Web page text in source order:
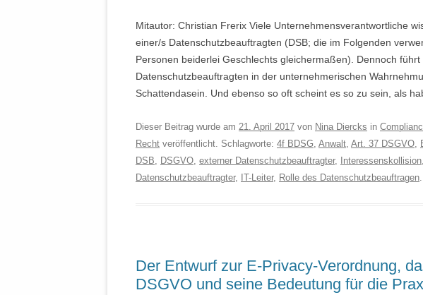
Mitautor: Christian Frerix Viele Unternehmensverantwortliche
einer/s Datenschutzbeauftragten (DSB; die im Folgenden
Personen beiderlei Geschlechts gleichermaßen). Dennoch führt
Datenschutzbeauftragten in der unternehmerischen
Schattendasein. Und ebenso so oft scheint es so zu sein, als
Dieser Beitrag wurde am 21. April 2017 von Nina Diercks in
Recht veröffentlicht. Schlagworte: 4f BDSG, Anwalt, Art. 37 DSGVO,
DSB, DSGVO, externer Datenschutzbeauftragter, Interessenskollision,
Datenschutzbeauftragter, IT-Leiter, Rolle des Datenschutzbeauftragen.
Der Entwurf zur E-Privacy-Verordnung,
DSGVO und seine Bedeutung für die